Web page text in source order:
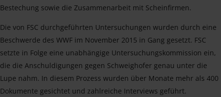
Bestechung sowie die Zusammenarbeit mit Scheinfirmen.
Die von FSC durchgeführten Untersuchungen wurden durch eine
Beschwerde des WWF im November 2015 in Gang gesetzt. FSC
setzte in Folge eine unabhängige Untersuchungskommission ein,
die die Anschuldigungen gegen Schweighofer genau unter die
Lupe nahm. In diesem Prozess wurden über Monate mehr als 400
Dokumente gesichtet und zahlreiche Interviews geführt.